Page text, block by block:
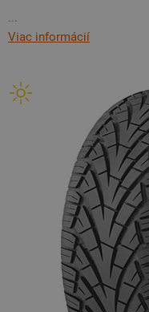
...
Viac informácií